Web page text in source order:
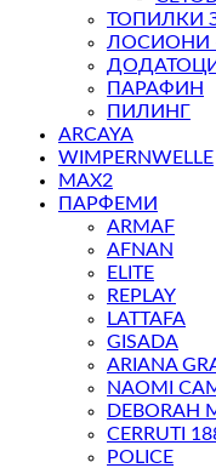
ТОПИЛКИ
ЛОСИОНИ
ПАРАФИН
ПИЛИНГ
ARCAYA
WIMPERNWELLE
MAX2
ПАРФЕМИ
ARMAF
AFNAN
ELITE
REPLAY
LATTAFA
GISADA
ARIANA
NAOMI
DEBORAH
CERRUTI
POLICE